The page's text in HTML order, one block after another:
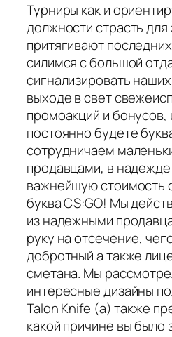
Турниры как и
должности страсть для
притягивают
силимся с большой
сигнализировать
выходе в свет
промоакций и бонусов,
постоянно будете
сотрудничаем
продавцами, в
важнейшую стоимость
буква CS:GO! Мы
из надежными
руку на отсечение,
добротный а также
сметана. Мы
интересные дизайны
Talon Knife (а) также
какой причине вы было